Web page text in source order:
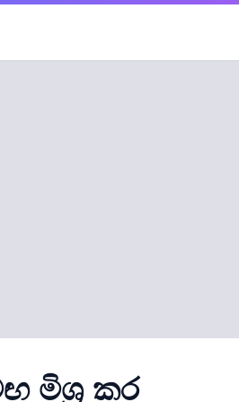
මිශ්‍ර කර